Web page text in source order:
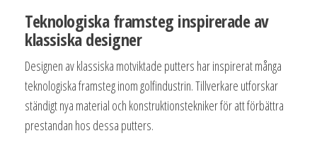
Teknologiska framsteg inspirerade av
klassiska designer
Designen av klassiska motviktade putters har inspirerat många
teknologiska framsteg inom golfindustrin. Tillverkare utforskar
ständigt nya material och konstruktionstekniker för att förbättra
prestandan hos dessa putters.